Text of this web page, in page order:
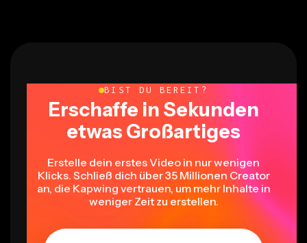
BIST DU BEREIT?
Erschaffe in Sekunden
etwas Großartiges
Erstelle dein erstes Video in nur wenigen
Klicks. Schließ dich über 35 Millionen Creator
an, die Kapwing vertrauen, um mehr Inhalte in
weniger Zeit zu erstellen.